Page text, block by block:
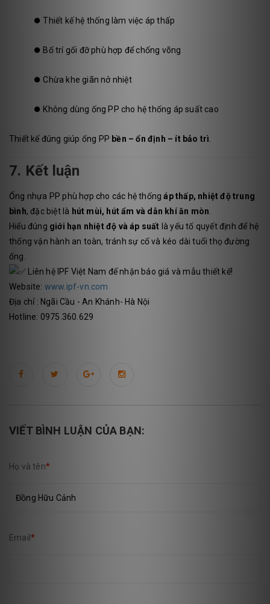
⏺️Thiết kế hệ thống làm việc áp thấp
⏺️ Bố trí gối đỡ phù hợp để chống võng
⏺️ Chừa khe giãn nở nhiệt
⏺️ Không dùng ống PP cho hệ thống áp suất cao
Thiết kế đúng giúp ống PP bền – ổn định – ít bảo trì
7. Kết luận
Ống nhựa PP phù hợp cho các hệ thốngáp thấp, nhiệt độ trung
bình, đặc biệt là hút mùi, hút ẩm và dẫn khí ăn mòn
Hiểu đúng giới hạn nhiệt độ và áp suất là yếu tố quyết định để hệ
thống vận hành an toàn, tránh sự cố và kéo dài tuổi thọ đường
ống.
Liên hệ IPF Việt Nam để nhận báo giá và mẫu thiết kế!
Website: www.ipf-vn.com
Địa chỉ : Ngãi Cầu - An Khánh- Hà Nội
Hotline: 0975.360.629
VIẾT BÌNH LUẬN CỦA BẠN:
Họ và tên*
Email *